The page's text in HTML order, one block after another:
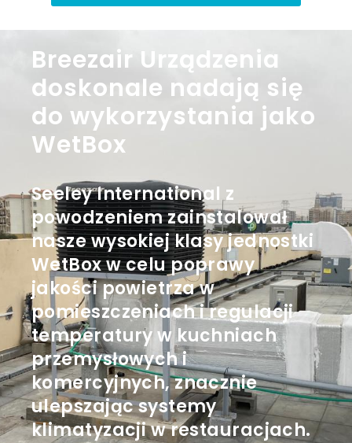
Breezair Urządzenia
doskonale nadają się
do wykorzystania jako
WetBox
Seeley International z
powodzeniem zainstalował
nasze wysokiej klasy jednostki
WetBox w celu poprawy
jakości powietrza w
pomieszczeniach i regulacji
temperatury w kuchniach
przemysłowych i
komercyjnych, znacznie
ulepszając systemy
klimatyzacji w restauracjach.